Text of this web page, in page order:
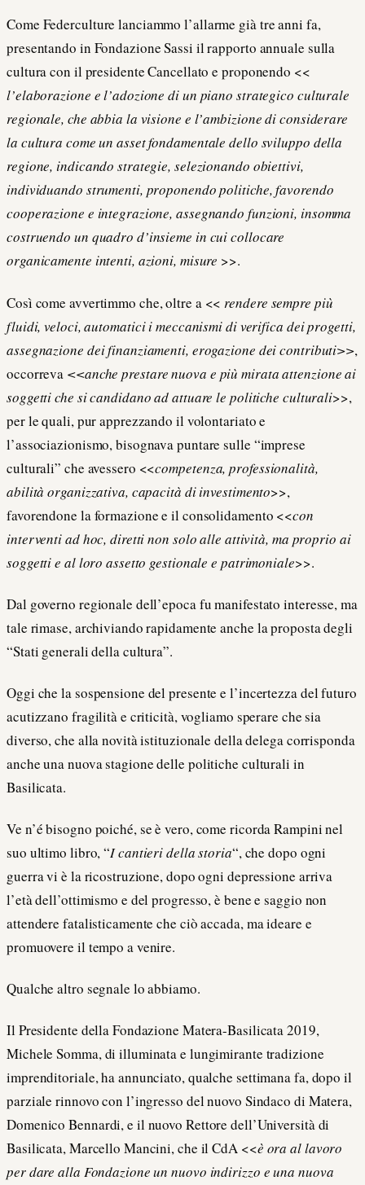
Come Federculture lanciammo l’allarme già tre anni fa,
presentando in Fondazione Sassi il rapporto annuale sulla
cultura con il presidente Cancellato e proponendo <<
l’elaborazione e l’adozione di un piano strategico culturale
regionale, che abbia la visione e l’ambizione di considerare
la cultura come un asset fondamentale dello sviluppo della
regione, indicando strategie, selezionando obiettivi,
individuando strumenti, proponendo politiche, favorendo
cooperazione e integrazione, assegnando funzioni, insomma
costruendo un quadro d’insieme in cui collocare
organicamente intenti, azioni, misure >>.
Così come avvertimmo che, oltre a << rendere sempre più
fluidi, veloci, automatici i meccanismi di verifica dei progetti,
assegnazione dei finanziamenti, erogazione dei contributi>>,
occorreva <<anche prestare nuova e più mirata attenzione ai
soggetti che si candidano ad attuare le politiche culturali>>,
per le quali, pur apprezzando il volontariato e
l’associazionismo, bisognava puntare sulle “imprese
culturali” che avessero <<competenza, professionalità,
abilità organizzativa, capacità di investimento>>,
favorendone la formazione e il consolidamento <<con
interventi ad hoc, diretti non solo alle attività, ma proprio ai
soggetti e al loro assetto gestionale e patrimoniale>>.
Dal governo regionale dell’epoca fu manifestato interesse, ma
tale rimase, archiviando rapidamente anche la proposta degli
“Stati generali della cultura”.
Oggi che la sospensione del presente e l’incertezza del futuro
acutizzano fragilità e criticità, vogliamo sperare che sia
diverso, che alla novità istituzionale della delega corrisponda
anche una nuova stagione delle politiche culturali in
Basilicata.
Ve n’é bisogno poiché, se è vero, come ricorda Rampini nel
suo ultimo libro, “I cantieri della storia“, che dopo ogni
guerra vi è la ricostruzione, dopo ogni depressione arriva
l’età dell’ottimismo e del progresso, è bene e saggio non
attendere fatalisticamente che ciò accada, ma ideare e
promuovere il tempo a venire.
Qualche altro segnale lo abbiamo.
Il Presidente della Fondazione Matera-Basilicata 2019,
Michele Somma, di illuminata e lungimirante tradizione
imprenditoriale, ha annunciato, qualche settimana fa, dopo il
parziale rinnovo con l’ingresso del nuovo Sindaco di Matera,
Domenico Bennardi, e il nuovo Rettore dell’Università di
Basilicata, Marcello Mancini, che il CdA <<è ora al lavoro
per dare alla Fondazione un nuovo indirizzo e una nuova